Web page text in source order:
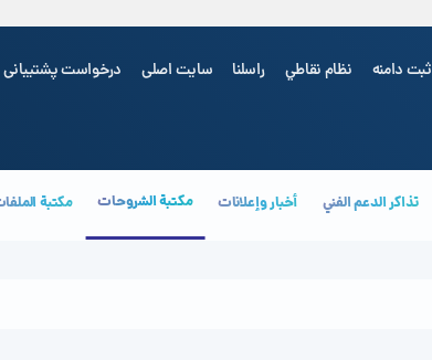
ثبت دامنه نظام نقاطي راسلنا سایت اصلی درخواست پشتیبانی
تذاكر الدعم الفني أخبار وإعلانات مكتبة الشروحات مكتبة